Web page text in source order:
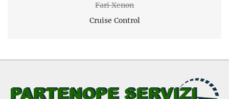
Fari Xenon
Cruise Control